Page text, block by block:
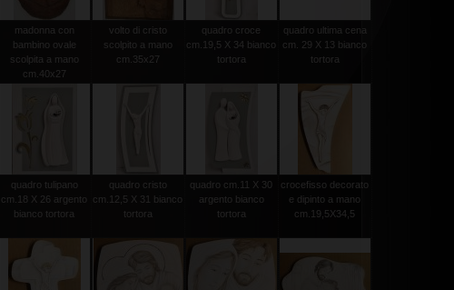
madonna con
bambino ovale
scolpita a mano
cm.40x27
volto di cristo
scolpito a mano
cm.35x27
quadro croce
cm.19,5 X 34 bianco
tortora
quadro ultima cena
cm. 29 X 13 bianco
tortora
quadro tulipano
cm.18 X 26 argento
bianco tortora
quadro cristo
cm.12,5 X 31 bianco
tortora
quadro cm.11 X 30
argento bianco
tortora
crocefisso decorato
e dipinto a mano
cm.19,5X34,5